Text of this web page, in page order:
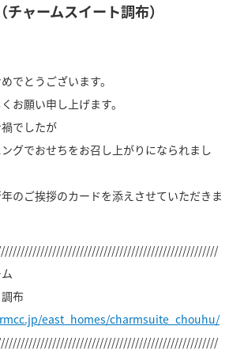
ャームスイート調布）
とうございます。
お願い申し上げます。
でしたが
グでおせちをお召し上がりになられまし
のご挨拶のカードを添えさせていただきま
布
east_homes/charmsuite_chouhu/